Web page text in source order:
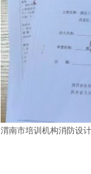
渭南市培训机构消防设计